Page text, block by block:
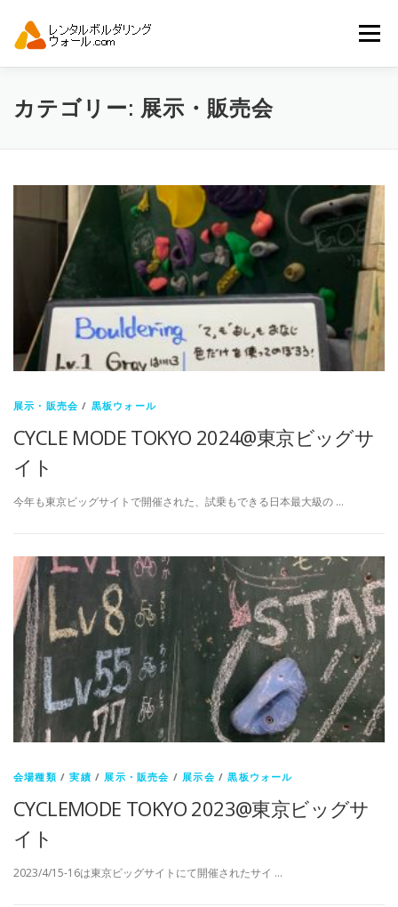
メニュー
トップ 自動見積り 商品一覧
カテゴリー: 展示・販売会
展示・販売会 / 黒板ウォール
CYCLE MODE TOKYO 2024@東京ビッグサ
イト
今年も東京ビッグサイトで開催された、試乗もできる日本最大級の …
会場種類 /実績 / 展示・販売会 / 展示会 /黒板ウォール
CYCLEMODE TOKYO 2023@東京ビッグサ
イト
2023/4/15-16は東京ビッグサイトにて開催されたサイ …